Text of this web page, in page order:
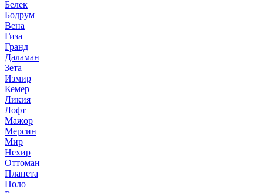
Белек
Бодрум
Вена
Гиза
Гранд
Даламан
Зета
Измир
Кемер
Ликия
Лофт
Мажор
Мерсин
Мир
Нехир
Оттоман
Планета
Поло